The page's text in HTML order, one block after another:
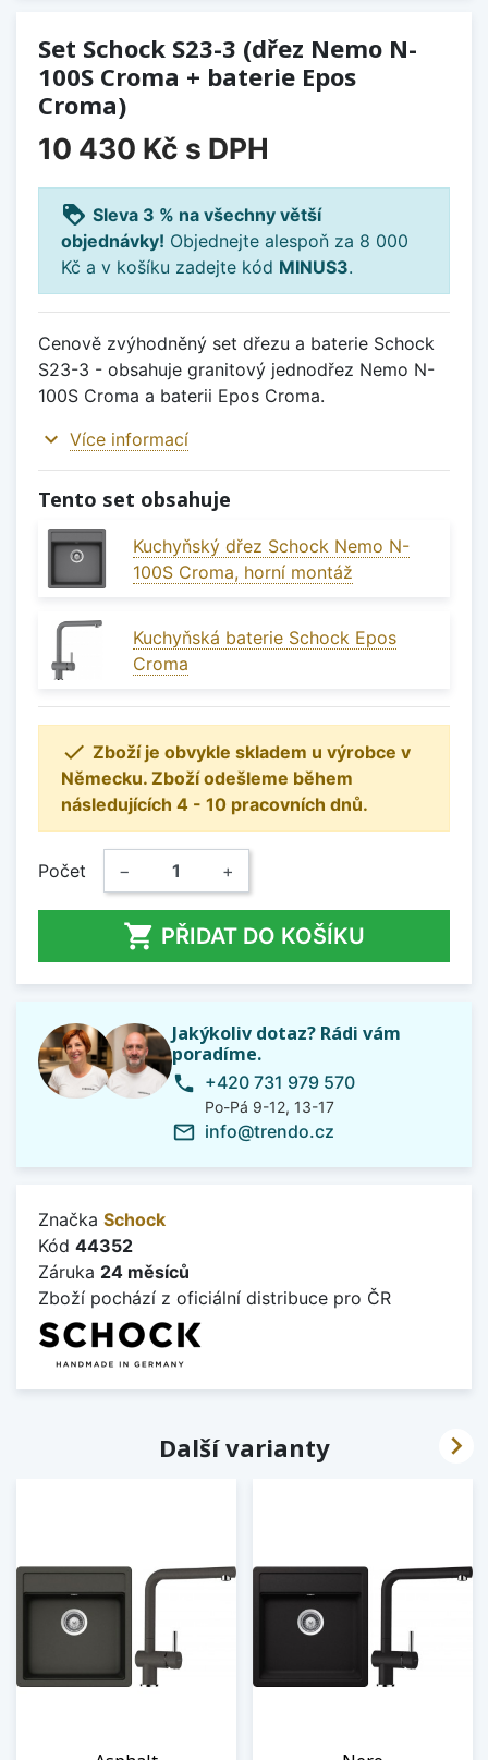
Set Schock S23-3 (dřez Nemo N-
100S Croma + baterie Epos
Croma)
10 430 Kč s DPH
loyalty Sleva 3 % na všechny větší
objednávky! Objednejte alespoň za 8 000
Kč a v košíku zadejte kód MINUS3.
Cenově zvýhodněný set dřezu a baterie Schock
S23-3 - obsahuje granitový jednodřez Nemo N-
100S Croma a baterii Epos Croma.
expand_more Více informací
Tento set obsahuje
Kuchyňský dřez Schock Nemo N-
100S Croma, horní montáž
Kuchyňská baterie Schock Epos
Croma
 Zboží je obvykle skladem u výrobce v
Německu. Zboží odešleme během
následujících 4 - 10 pracovních dnů.
Počet − +
 PŘIDAT DO KOŠÍKU
Jakýkoliv dotaz? Rádi vám
poradíme.
phone +420 731 979 570
Po-Pá 9-12, 13-17
mail_outline info@trendo.cz
Značka Schock
Kód 44352
Záruka 24 měsíců
Zboží pochází z oficiální distribuce pro ČR
Další varianty 